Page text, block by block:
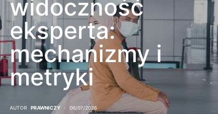
widoczność
eksperta:
mechanizmy i
metryki
AUTOR PRAWNICZY 06/07/2026